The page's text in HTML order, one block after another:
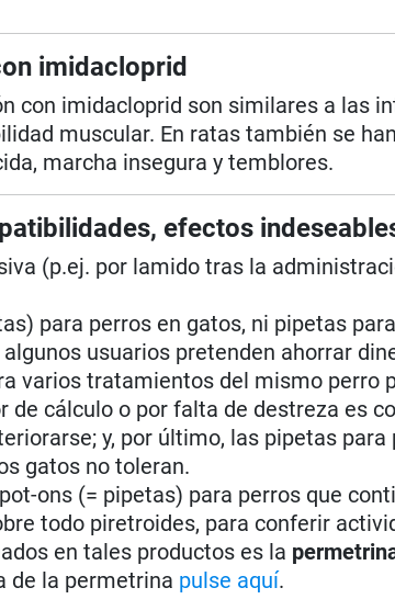
imidacloprid
con imidacloprid son similares a las
muscular. En ratas también se
marcha insegura y temblores.
efectos
(p.ej. por lamido tras la
para perros en gatos, ni pipetas
usuarios pretenden ahorrar
varios tratamientos del mismo perro
de cálculo o por falta de destreza es
y, por último, las pipetas
gatos no toleran.
ons (= pipetas) para perros que
todo piretroides, para conferir
en tales productos es la
de la permetrina pulse aquí.